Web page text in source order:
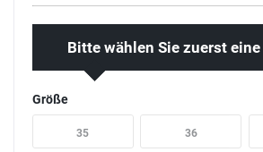
Bitte wählen Sie zuerst
Größe
35 36